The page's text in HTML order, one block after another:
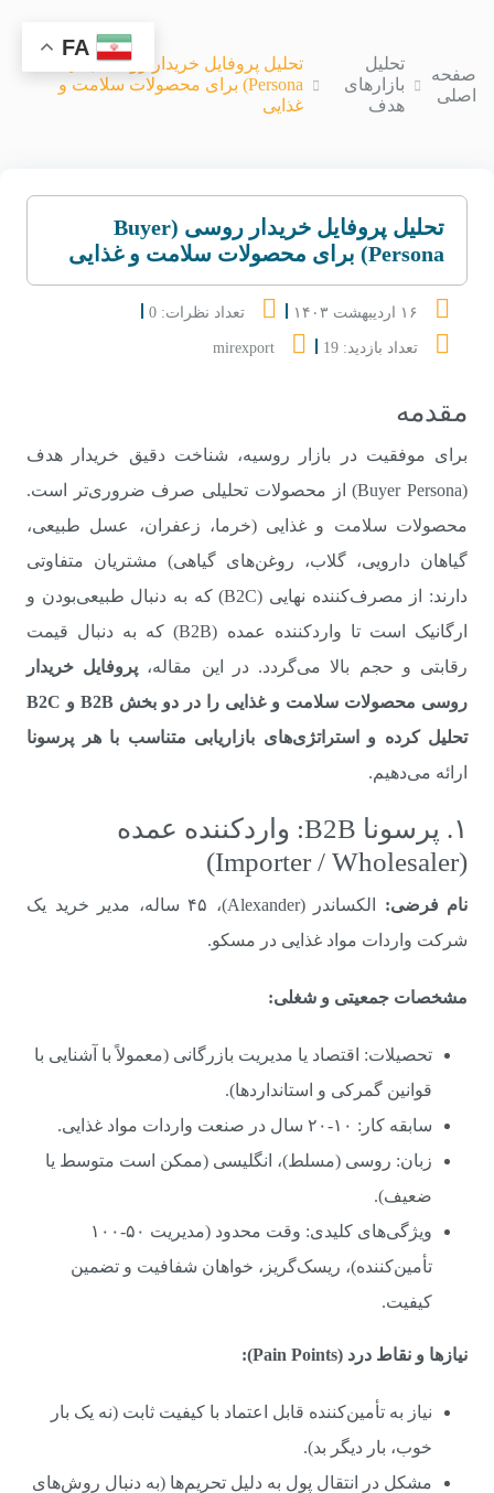
صفحه
اصلی
تحلیل
بازارهای
هدف
Persona) برای محصولات سلامت و
غذایی
تحلیل پروفایل خریدار روسی (Buyer
Persona) برای محصولات سلامت و غذایی
۱۶ اردیبهشت ۱۴۰۳ تعداد نظرات: 0
تعداد بازدید: 19 mirexport
مقدمه
برای موفقیت در بازار روسیه، شناخت دقیق خریدار هدف
(Buyer Persona) از محصولات تحلیلی صرف ضروری‌تر است.
محصولات سلامت و غذایی (خرما، زعفران، عسل طبیعی،
گیاهان دارویی، گلاب، روغن‌های گیاهی) مشتریان متفاوتی
دارند: از مصرف‌کننده نهایی (B2C) که به دنبال طبیعی‌بودن و
ارگانیک است تا واردکننده عمده (B2B) که به دنبال قیمت
رقابتی و حجم بالا می‌گردد. در این مقاله، پروفایل خریدار
روسی محصولات سلامت و غذایی را در دو بخش B2B و B2C
تحلیل کرده و استراتژی‌های بازاریابی متناسب با هر پرسونا
ارائه می‌دهیم.
۱. پرسونا B2B: واردکننده عمده
(Importer / Wholesaler)
نام فرضی:
الکساندر (Alexander)، ۴۵ ساله، مدیر خرید یک
شرکت واردات مواد غذایی در مسکو.
مشخصات جمعیتی و شغلی:
تحصیلات: اقتصاد یا مدیریت بازرگانی (معمولاً با آشنایی با
قوانین گمرکی و استانداردها).
سابقه کار: ۱۰-۲۰ سال در صنعت واردات مواد غذایی.
زبان: روسی (مسلط)، انگلیسی (ممکن است متوسط یا
ضعیف).
ویژگی‌های کلیدی: وقت محدود (مدیریت ۵۰-۱۰۰
تأمین‌کننده)، ریسک‌گریز، خواهان شفافیت و تضمین
کیفیت.
نیازها و نقاط درد (Pain Points):
نیاز به تأمین‌کننده قابل اعتماد با کیفیت ثابت (نه یک بار
خوب، بار دیگر بد).
مشکل در انتقال پول به دلیل تحریم‌ها (به دنبال روش‌های
FA